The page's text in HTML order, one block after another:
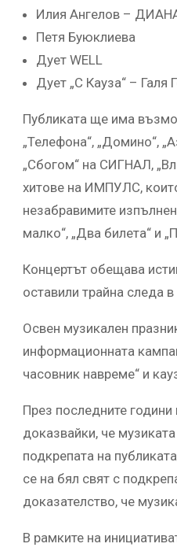
Илия Ангелов –
Петя Буюклиева
Дует WELL
Дует „С Кауза“ – Галя
Публиката ще има
„Телефона“, „Домино“,
„Сбогом“ на СИГНАЛ,
хитове на ИМПУЛС,
незабравимите
малко“, „Два билета“ и
Концертът обещава
оставили трайна следа в
Освен музикален
информационната
часовник навреме“ и
През последните години
доказвайки, че
подкрепата на
се на бял свят с
доказателство, че
В рамките на